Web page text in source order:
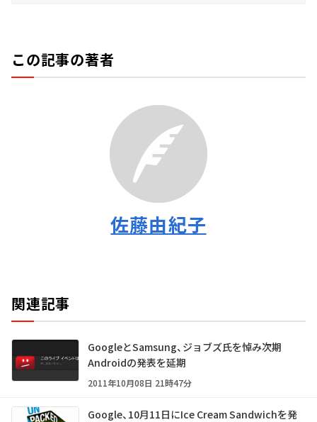
この記事の著者
佐藤由紀子
関連記事
GoogleとSamsung、ジョブズ氏を悼み次期
Androidの発表を延期
2011年10月08日 21時47分
Google、10月11日にIce Cream Sandwichを発